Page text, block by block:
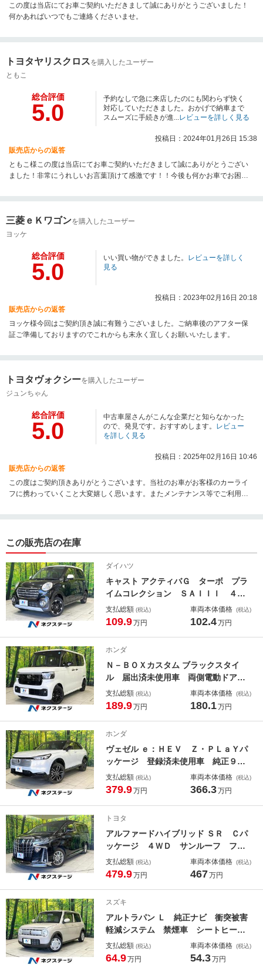
この度は当店にてお車ご契約いただきまして誠にありがとうございました！
何かあればいつでもご連絡くださいませ。
トヨタヤリスクロスを購入したユーザー
ともこ
総合評価
5.0
予約なしで急に来店したのにも関わらず快く
対応していただきました。おかげで納車まで
スムーズに手続きが進... レビューを詳しく見る
投稿日：2024年01月26日 15:38
販売店からの返答
ともこ様この度は当店にてお車ご契約いただきまして誠にありがとうござい
ました！非常にうれしいお言葉頂けて感激です！！今後も何かお車でお困り
三菱ｅＫワゴンを購入したユーザー
ヨッケ
総合評価
5.0
いい買い物ができました。 レビューを詳しく
見る
投稿日：2023年02月16日 20:18
販売店からの返答
ヨッケ様今回はご契約頂き誠に有難うございました。ご納車後のアフター保
証ご準備しておりますのでこれからも末永く宜しくお願いいたします。
トヨタヴォクシーを購入したユーザー
ジュンちゃん
総合評価
5.0
中古車屋さんがこんな企業だと知らなかった
ので、発見です。おすすめします。 レビュー
を詳しく見る
投稿日：2025年02月16日 10:46
販売店からの返答
この度はご契約頂きありがとうございます。当社のお車がお客様のカーライ
フに携わっていくこと大変嬉しく思います。またメンテナンス等でご利用い
す。
この販売店の在庫
ダイハツ
キャスト アクティバＧ ターボ プラ
イムコレクション ＳＡＩＩＩ ４Ｗ
Ｄ ＳＤナビ バックカメラ 衝突被
害軽減システム 禁煙車 ハーフレザ
１５インチアルミ オートハイビー
ム 車線逸脱警報
支払総額 (税込)
109.9万円
車両本体価格 (税込)
102.4万円
ホンダ
Ｎ－ＢＯＸカスタム ブラックスタイ
ル 届出済未使用車 両側電動ドア
バックカメラ 衝突被害軽減システ
ム レーダークルーズ コーナーセン
ーム 車線逸脱警報 オートライト
支払総額 (税込)
189.9万円
車両本体価格 (税込)
180.1万円
ホンダ
ヴェゼル ｅ：ＨＥＶ Ｚ・ＰＬａＹパ
ッケージ 登録済未使用車 純正９型
ナビ 全周囲カメラ 衝突被害軽減シ
ステム レーダークルーズ 電動リア
ッド ＥＴＣ２．０ 純正１８インチ
アルミ
支払総額 (税込)
379.9万円
車両本体価格 (税込)
366.3万円
トヨタ
アルファードハイブリッド ＳＲ Ｃパ
ッケージ ４ＷＤ サンルーフ フル
エアロ 両側電動ドア 純正９型ナ
ビ 後席モニター 全周囲カメラ Ｊ
リアゲート レザーシート 前席シー
トエアコン
支払総額 (税込)
479.9万円
車両本体価格 (税込)
467万円
スズキ
アルトラパン Ｌ 純正ナビ 衝突被害
軽減システム 禁煙車 シートヒータ
ー ドラレコ コーナーセンサー ス
マートキー ビルトインＥＴＣ Ｂｌ
支払総額 (税込)
64.9万円
車両本体価格 (税込)
54.3万円